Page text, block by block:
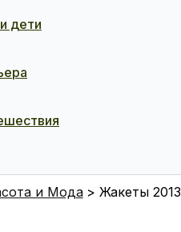
дети
и Мода Жакеты 2013